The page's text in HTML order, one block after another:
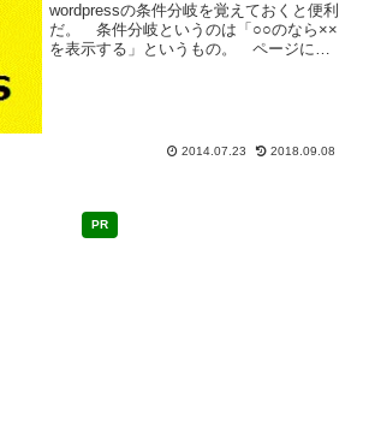
wordpressの条件分岐を覚えておくと便利
だ。 条件分岐というのは「○○のなら××
を表示する」というもの。 ページによ
2014.07.23 2018.09.08
PR